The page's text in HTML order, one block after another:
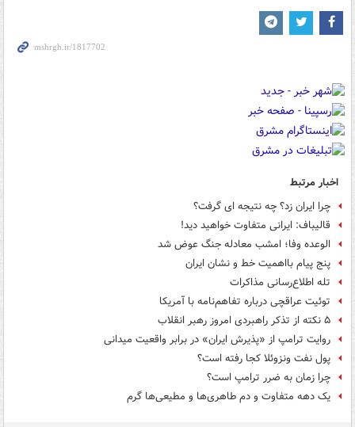
اخبار مرتبط
چرا ایران زد؟ چه نتیجه ای گرفت؟
قالیباف: ایرانی متفاوت خواهید دید!
الوعده وفا؛ امشب معادله جنگ عوض شد
پنج پیام بااهمیت خط و نشان ایران
تله اطلاع‌رسانی مذاکرات
توئیت عراقچی درباره تفاهم‌نامه با آمریکا
۵ نکته از تذکر راهبردی امروز رهبر انقلاب
روایت ترامپ از «پذیرش ایران» در برابر واقعیت میدانی
پول نفت ونزوئلا کجا رفته است؟
چرا زمان به ضرر ترامپ است؟
یک دهه متفاوت و دم طاهری‌ها و مطیعی‌ها گرم